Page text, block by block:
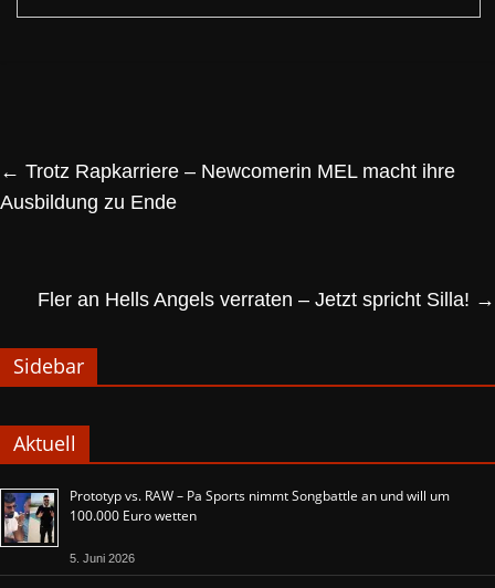
← Trotz Rapkarriere – Newcomerin MEL macht ihre
Ausbildung zu Ende
Fler an Hells Angels verraten – Jetzt spricht Silla! →
Sidebar
Aktuell
Prototyp vs. RAW – Pa Sports nimmt Songbattle an und will um
100.000 Euro wetten
5. Juni 2026